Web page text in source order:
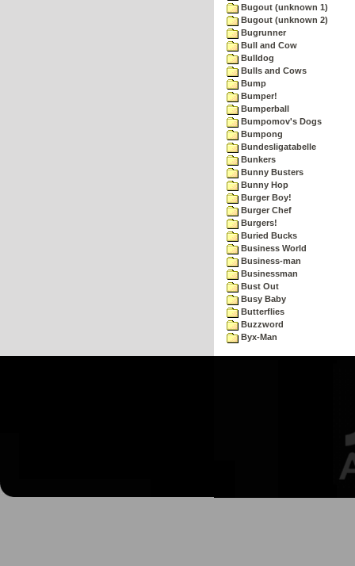
Bugout (unknown 1)
Bugout (unknown 2)
Bugrunner
Bull and Cow
Bulldog
Bulls and Cows
Bump
Bumper!
Bumperball
Bumpomov's Dogs
Bumpong
Bundesligatabelle
Bunkers
Bunny Busters
Bunny Hop
Burger Boy!
Burger Chef
Burgers!
Buried Bucks
Business World
Business-man
Businessman
Bust Out
Busy Baby
Butterflies
Buzzword
Byx-Man